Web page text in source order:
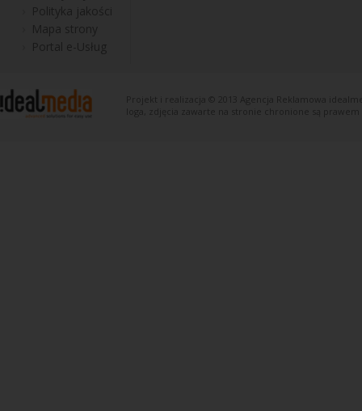
Polityka jakości
Mapa strony
Portal e-Usług
Projekt i realizacja © 2013 Agencja Reklamowa
loga, zdjęcia zawarte na stronie chronione są